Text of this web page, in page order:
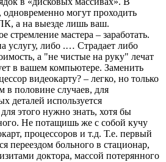
могут проходить
а на выезде лишь ваш.
стремление мастера – заработать.
услугу, либо .… Страдает либо
а "не чистые на руку" лечат
в вашем компьютере. Заменить
видеокарту? – легко, но только
в половине случаев, для
деталей используется
этого нужно знать, хотя бы
Не потащишь же с собой кучу
процессоров и т.д. Т.е. первый
переездом больного в стационар,
доктора, массой потерянного